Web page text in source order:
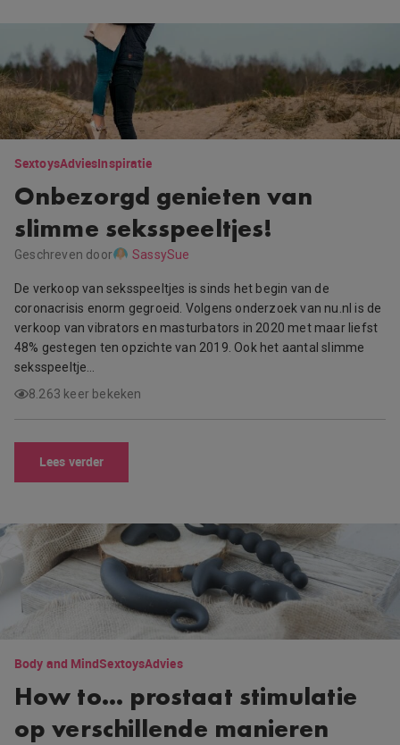
SextoysAdviesInspiratie
Onbezorgd genieten van
slimme seksspeeltjes!
Geschreven door SassySue
De verkoop van seksspeeltjes is sinds het begin van de
coronacrisis enorm gegroeid. Volgens onderzoek van nu.nl is de
verkoop van vibrators en masturbators in 2020 met maar liefst
48% gestegen ten opzichte van 2019. Ook het aantal slimme
seksspeeltje…
8.263 keer bekeken
Lees verder
Body and MindSextoysAdvies
How to… prostaat stimulatie
op verschillende manieren